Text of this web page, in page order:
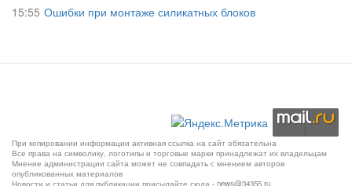
15:55 Ошибки при монтаже силикатных блоков
При копировании информации активная ссылка на сайт обязательна
Все права на символику, логотипы и торговые марки принадлежат их владельцам
Мнение администрации сайта может не совпадать с мнением авторов
опубликованных материалов
Новости и статьи для публикации присылайте сюда - news@34355.ru